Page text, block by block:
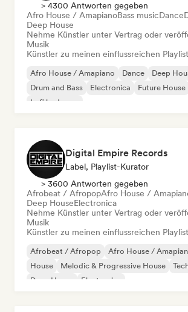
> 4300 Antworten gegeben
Afro House / AmapianoBass musicDance
Deep House
Nehme Künstler unter Vertrag oder
Musik
Künstler zu meinen einflussreichen
Afro House / Amapiano Dance
Deep
Drum and Bass
Electronica Future House
Lofi bedroom
Digital Empire Records
Label, Playlist-Kurator
> 3600 Antworten gegeben
Afrobeat / AfropopAfro House /
Deep HouseElectronica
Nehme Künstler unter Vertrag oder
Musik
Künstler zu meinen einflussreichen
Afrobeat / Afropop Afro House /
House
Melodic & Progressive House
Deep House
Electronica